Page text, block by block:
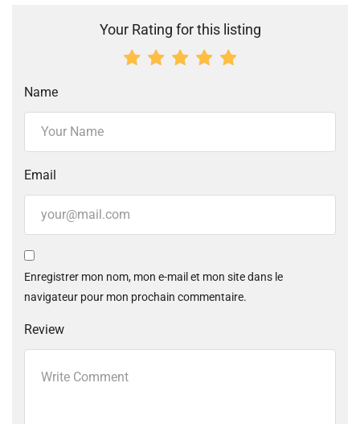
Your Rating for this listing
Name
Email
Enregistrer mon nom, mon e-mail et mon site dans le
navigateur pour mon prochain commentaire.
Review